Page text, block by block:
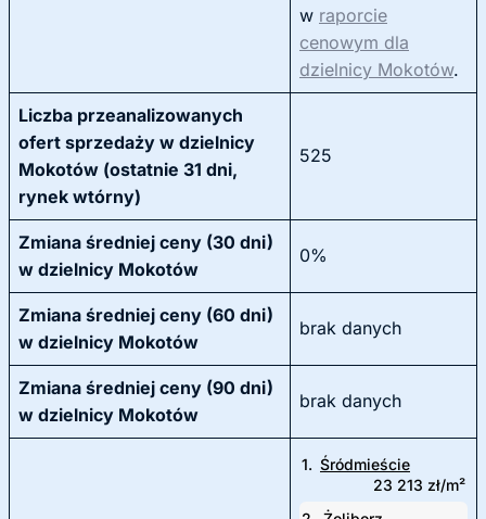
w raporcie
cenowym dla
dzielnicy Mokotów.
Liczba przeanalizowanych
ofert sprzedaży w dzielnicy
Mokotów (ostatnie 31 dni,
rynek wtórny)
525
Zmiana średniej ceny (30 dni)
w dzielnicy Mokotów
0%
Zmiana średniej ceny (60 dni)
w dzielnicy Mokotów
brak danych
Zmiana średniej ceny (90 dni)
w dzielnicy Mokotów
brak danych
1. Śródmieście
23 213 zł/m²